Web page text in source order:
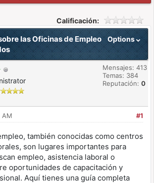
Calificación:
Options
las Oficinas de Empleo
Mensajes: 413
Temas: 384
Reputación: 0
#1
AM
también conocidas como centros
son lugares importantes para
empleo, asistencia laboral o
oportunidades de capacitación y
Aquí tienes una guía completa